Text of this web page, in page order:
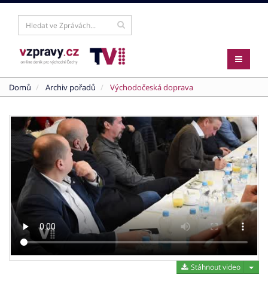
Domů Archiv pořadů Východočeská doprava
Stáhnout video